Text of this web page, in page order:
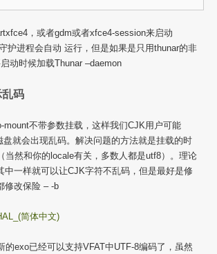
，或者gdm或者xfce4-session来启动
护进程会自动 运行，但是如果是只用thunar的非
动时候加载Thunar –daemon
码
mount不带参数挂载，这样我们CJK用户可能
盘就会出现乱码。解决问题的方法就是挂载的时
当然和你的locale有关，多数人都是utf8）。理论
中一样就可以让CJK字符不乱码，但是最好是修
修改保险 – -b
简体中文)
的exo已经可以支持VFAT中UTF-8编码了，虽然